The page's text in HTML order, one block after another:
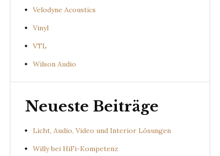
Velodyne Acoustics
Vinyl
VTL
Wilson Audio
Neueste Beiträge
Licht, Audio, Video und Interior Lösungen
Willy bei HiFi-Kompetenz